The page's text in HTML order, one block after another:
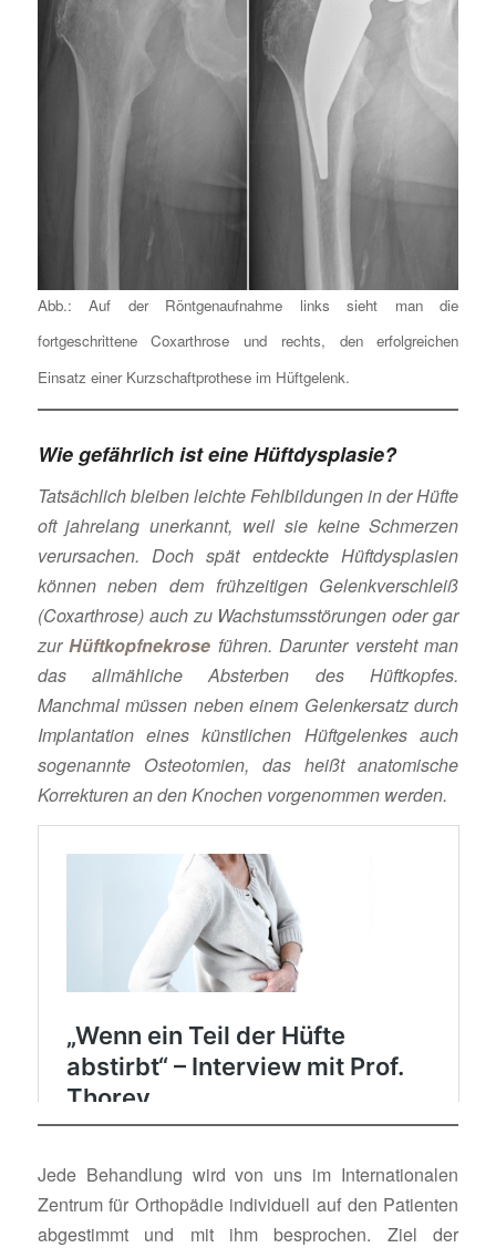
Abb.: Auf der Röntgenaufnahme links sieht man die
fortgeschrittene Coxarthrose und rechts, den erfolgreichen
Einsatz einer Kurzschaftprothese im Hüftgelenk.
Wie gefährlich ist eine Hüftdysplasie?
Tatsächlich bleiben leichte Fehlbildungen in der Hüfte
oft jahrelang unerkannt, weil sie keine Schmerzen
verursachen. Doch spät entdeckte Hüftdysplasien
können neben dem frühzeitigen Gelenkverschleiß
(Coxarthrose) auch zu Wachstumsstörungen oder gar
zurHüftkopfnekrose führen. Darunter versteht man
das allmähliche Absterben des Hüftkopfes.
Manchmal müssen neben einem Gelenkersatz durch
Implantation eines künstlichen Hüftgelenkes auch
sogenannte Osteotomien, das heißt anatomische
Korrekturen an den Knochen vorgenommen werden.
Jede Behandlung wird von uns im Internationalen
Zentrum für Orthopädie individuell auf den Patienten
abgestimmt und mit ihm besprochen. Ziel der